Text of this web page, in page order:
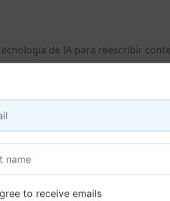
de IA para reescribir
obtendrás un texto renovado
to receive emails